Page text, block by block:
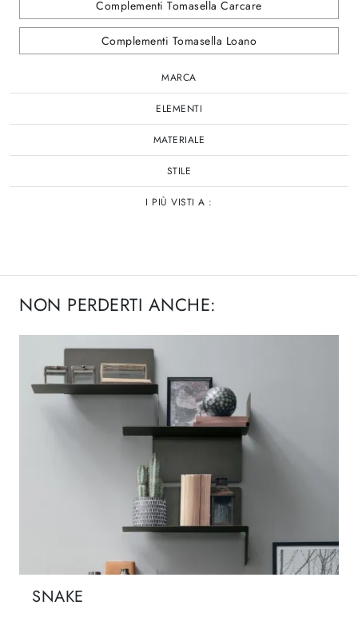
Complementi Tomasella Carcare
Complementi Tomasella Loano
MARCA
ELEMENTI
MATERIALE
STILE
I PIÙ VISTI A :
NON PERDERTI ANCHE:
SNAKE